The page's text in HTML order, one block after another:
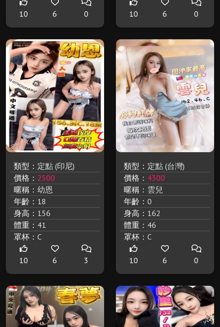
10 6 0 10 6 0
類型： 定點 (印尼)
價格： 2500
暱稱： 幼恩
年齡： 18
身高： 156
體重： 41
罩杯： C
10 6 3
類型： 定點 (台灣)
價格： 4300
暱稱： 雲兒
年齡： 0
身高： 162
體重： 46
罩杯： C
10 6 0